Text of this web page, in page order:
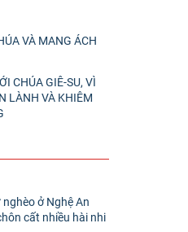
VÀ MANG ÁCH
CHÚA GIÊ-SU, VÌ
LÀNH VÀ KHIÊM
ở Nghệ An
cất nhiều hài nhi